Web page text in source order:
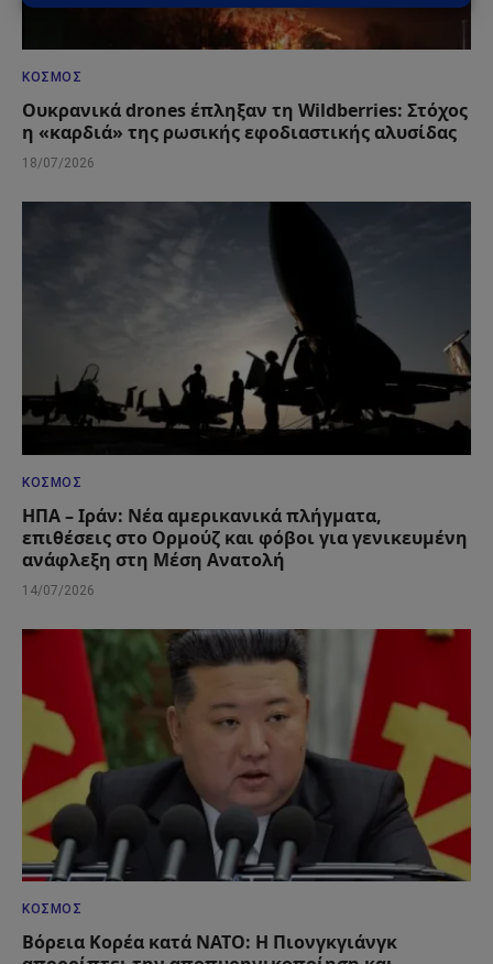
ΚΌΣΜΟΣ
Ουκρανικά drones έπληξαν τη Wildberries: Στόχος
η «καρδιά» της ρωσικής εφοδιαστικής αλυσίδας
18/07/2026
ΚΌΣΜΟΣ
ΗΠΑ – Ιράν: Νέα αμερικανικά πλήγματα,
επιθέσεις στο Ορμούζ και φόβοι για γενικευμένη
ανάφλεξη στη Μέση Ανατολή
14/07/2026
ΚΌΣΜΟΣ
Βόρεια Κορέα κατά ΝΑΤΟ: Η Πιονγκγιάνγκ